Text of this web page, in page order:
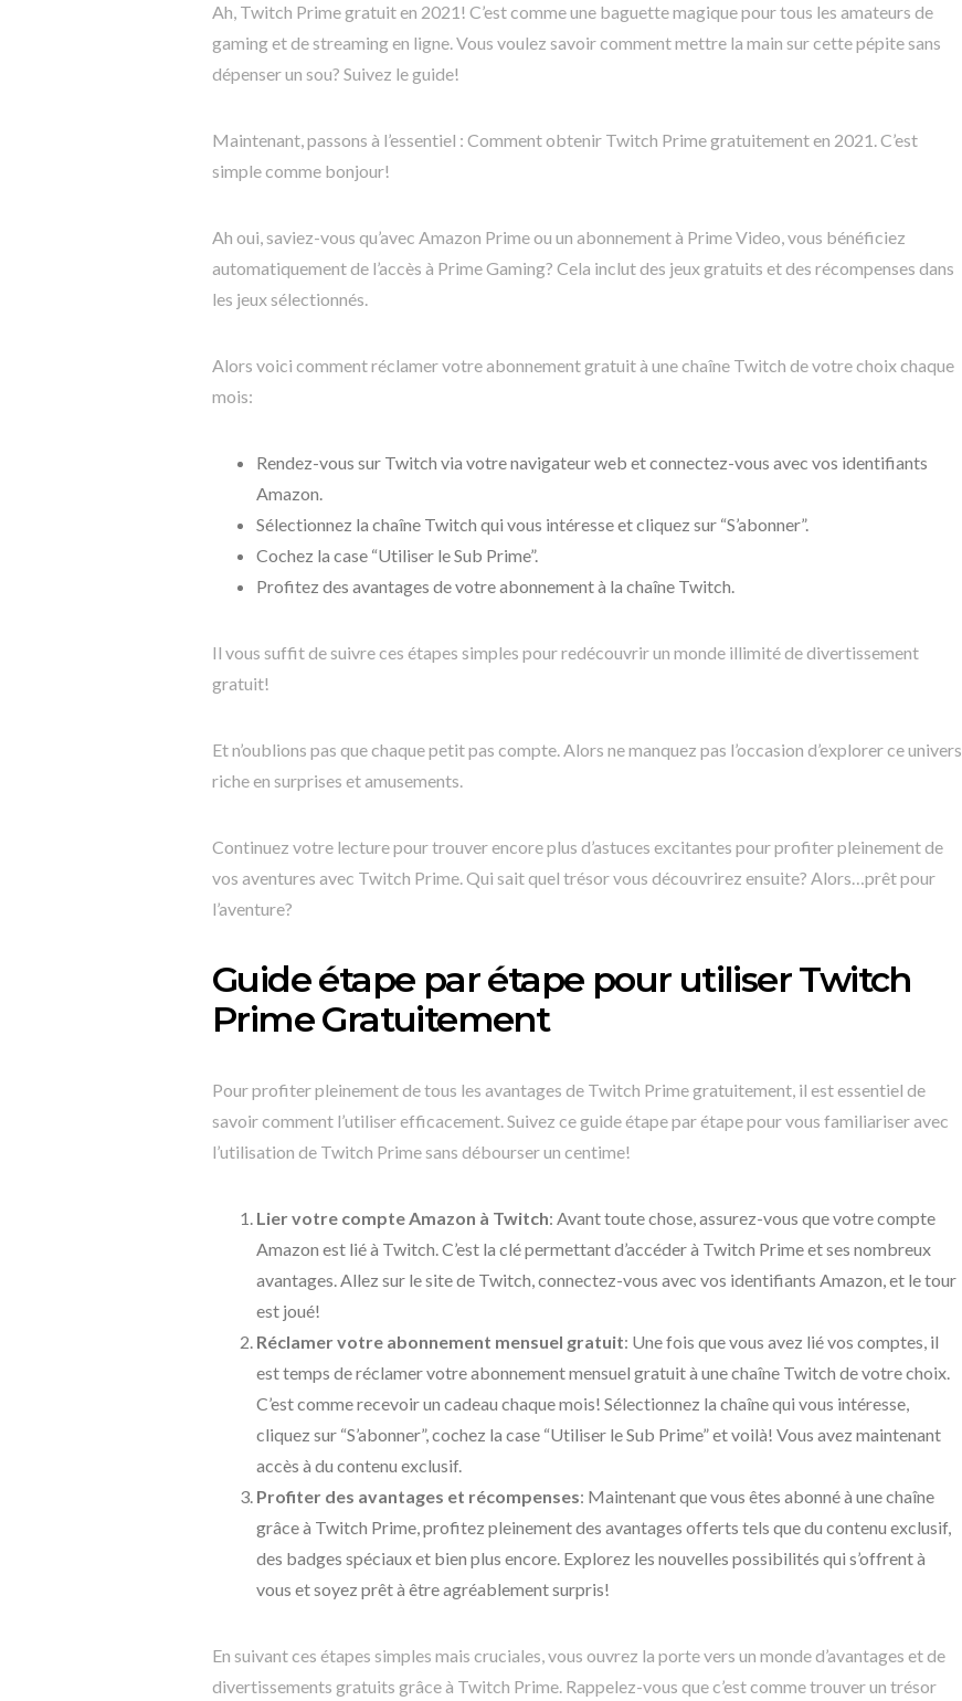
Ah, Twitch Prime gratuit en 2021! C’est comme une baguette magique pour tous les amateurs de
gaming et de streaming en ligne. Vous voulez savoir comment mettre la main sur cette pépite sans
dépenser un sou? Suivez le guide!
Maintenant, passons à l’essentiel : Comment obtenir Twitch Prime gratuitement en 2021. C’est
simple comme bonjour!
Ah oui, saviez-vous qu’avec Amazon Prime ou un abonnement à Prime Video, vous bénéficiez
automatiquement de l’accès à Prime Gaming? Cela inclut des jeux gratuits et des récompenses dans
les jeux sélectionnés.
Alors voici comment réclamer votre abonnement gratuit à une chaîne Twitch de votre choix chaque
mois:
Rendez-vous sur Twitch via votre navigateur web et connectez-vous avec vos identifiants
Amazon.
Sélectionnez la chaîne Twitch qui vous intéresse et cliquez sur “S’abonner”.
Cochez la case “Utiliser le Sub Prime”.
Profitez des avantages de votre abonnement à la chaîne Twitch.
Il vous suffit de suivre ces étapes simples pour redécouvrir un monde illimité de divertissement
gratuit!
Et n’oublions pas que chaque petit pas compte. Alors ne manquez pas l’occasion d’explorer ce univers
riche en surprises et amusements.
Continuez votre lecture pour trouver encore plus d’astuces excitantes pour profiter pleinement de
vos aventures avec Twitch Prime. Qui sait quel trésor vous découvrirez ensuite? Alors…prêt pour
l’aventure?
Guide étape par étape pour utiliser Twitch
Prime Gratuitement
Pour profiter pleinement de tous les avantages de Twitch Prime gratuitement, il est essentiel de
savoir comment l’utiliser efficacement. Suivez ce guide étape par étape pour vous familiariser avec
l’utilisation de Twitch Prime sans débourser un centime!
Lier votre compte Amazon à Twitch: Avant toute chose, assurez-vous que votre compte
Amazon est lié à Twitch. C’est la clé permettant d’accéder à Twitch Prime et ses nombreux
avantages. Allez sur le site de Twitch, connectez-vous avec vos identifiants Amazon, et le tour
est joué!
Réclamer votre abonnement mensuel gratuit: Une fois que vous avez lié vos comptes, il
est temps de réclamer votre abonnement mensuel gratuit à une chaîne Twitch de votre choix.
C’est comme recevoir un cadeau chaque mois! Sélectionnez la chaîne qui vous intéresse,
cliquez sur “S’abonner”, cochez la case “Utiliser le Sub Prime” et voilà! Vous avez maintenant
accès à du contenu exclusif.
Profiter des avantages et récompenses: Maintenant que vous êtes abonné à une chaîne
grâce à Twitch Prime, profitez pleinement des avantages offerts tels que du contenu exclusif,
des badges spéciaux et bien plus encore. Explorez les nouvelles possibilités qui s’offrent à
vous et soyez prêt à être agréablement surpris!
En suivant ces étapes simples mais cruciales, vous ouvrez la porte vers un monde d’avantages et de
divertissements gratuits grâce à Twitch Prime. Rappelez-vous que c’est comme trouver un trésor